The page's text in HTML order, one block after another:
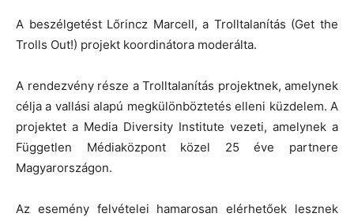
A beszélgetést Lőrincz Marcell, a Trolltalanítás (Get the
Trolls Out!) projekt koordinátora moderálta.
A rendezvény része a Trolltalanítás projektnek, amelynek
célja a vallási alapú megkülönböztetés elleni küzdelem. A
projektet a Media Diversity Institute vezeti, amelynek a
Független Médiaközpont közel 25 éve partnere
Magyarországon.
Az esemény felvételei hamarosan elérhetőek lesznek